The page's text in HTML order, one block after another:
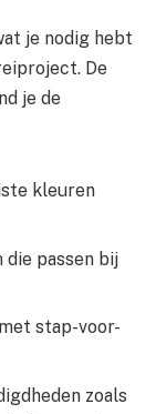
je nodig hebt
De
je de
kleuren
die passen bij
stap-voor-
zoals